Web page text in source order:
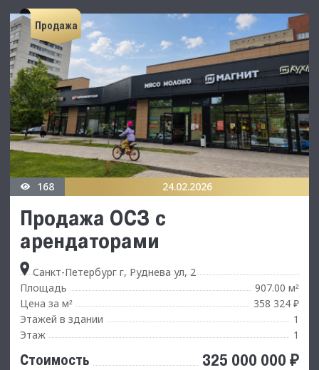
Продажа
168 24.02.2026
Продажа ОСЗ с
арендаторами
Санкт-Петербург г, Руднева ул, 2
Площадь
907.00 м²
Цена за м²
358 324 ₽
Этажей в здании
1
Этаж
1
Стоимость 325 000 000 ₽